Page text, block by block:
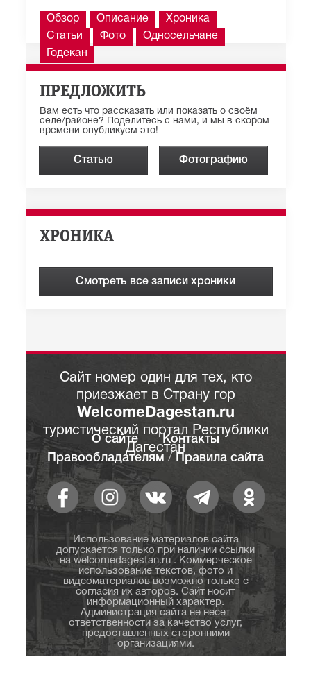
Обзор Описание
Хроника
Статьи
Фото
Односельчане
Годекан
ПРЕДЛОЖИТЬ
Вам есть что рассказать или показать о своём
селе/районе? Поделитесь с нами, и мы в скором
времени опубликуем это!
Статью Фотографию
ХРОНИКА
Смотреть все записи хроники
Сайт номер один для тех, кто
приезжает в Страну гор
WelcomeDagestan.ru
туристический портал Республики
Дагестан
О сайте
Контакты
Правообладателям / Правила сайта
Использование материалов сайта
допускается только при наличии ссылки
на welcomedagestan.ru . Коммерческое
использование текстов, фото и
видеоматериалов возможно только с
согласия их авторов. Сайт носит
информационный характер.
Администрация сайта не несет
ответственности за качество услуг,
предоставленных сторонними
организациями.